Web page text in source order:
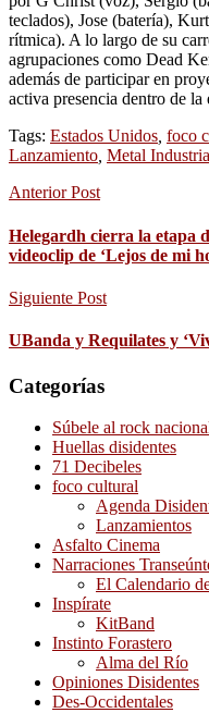
teclados), Jose (batería),
rítmica). A lo largo de su
agrupaciones como Dead
además de participar en
activa presencia dentro de la
Tags: Estados Unidos, foco
Lanzamiento, Metal
Anterior Post
Helegardh cierra la etapa
videoclip de ‘Lejos de mi
Siguiente Post
UBanda y Requilates y
Categorías
Súbele al rock
Huellas disidentes
71 Decibeles
foco cultural
Agenda
Lanzamientos
Asfalto Cinema
Narraciones
El Calendario
Inspírate
KitBand
Instinto Forastero
Alma del Río
Opiniones Disidentes
Des-Occidentales